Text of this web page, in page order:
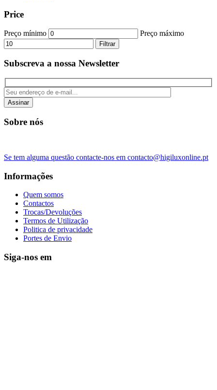
Price
Preço mínimo Preço máximo
Filtrar
Subscreva a nossa Newsletter
Assinar
Sobre nós
Se tem alguma questão contacte-nos em contacto@higiluxonline.pt
Informações
Quem somos
Contactos
Trocas/Devoluções
Termos de Utilização
Politica de privacidade
Portes de Envio
Siga-nos em